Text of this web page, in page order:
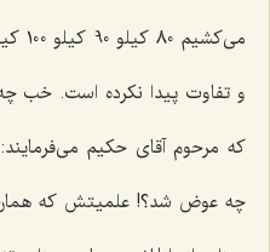
و تفاوت پیدا نکرده است. خب
که مرحوم آقاى حکیم مى‌فرمایند:
چه عوض شد؟! علمیتش که